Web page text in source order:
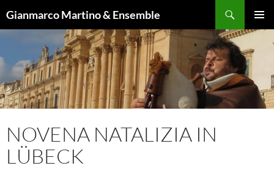
Inhalt
springen
Gianmarco Martino & Ensemble
NOVENA NATALIZIA IN
LÜBECK